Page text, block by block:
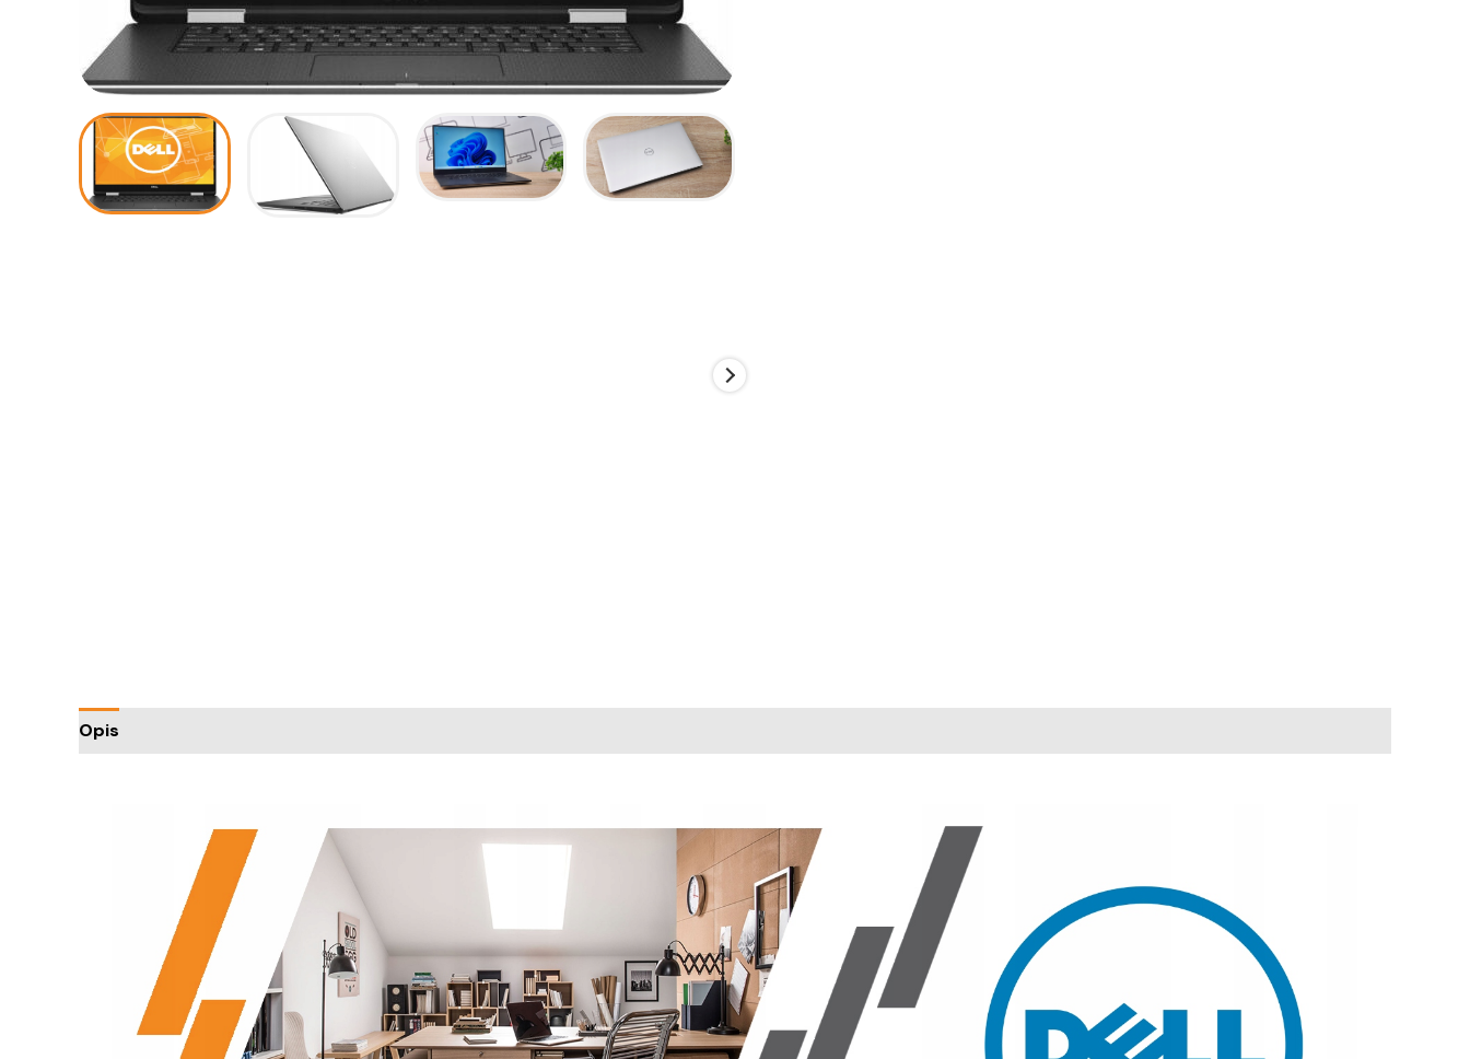
Opis